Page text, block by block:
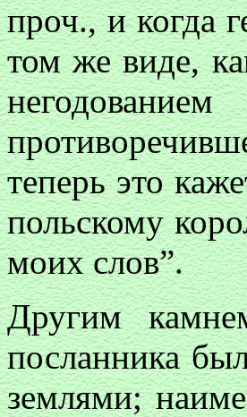
проч., и когда
том же виде,
теперь это
польскому
моих слов”.
Другим
посланника
землями;